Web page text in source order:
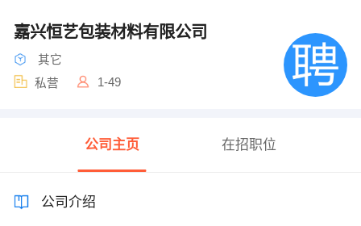
嘉兴恒艺包装材料有限公司
其它
私营
1-49
公司主页 在招职位
公司介绍